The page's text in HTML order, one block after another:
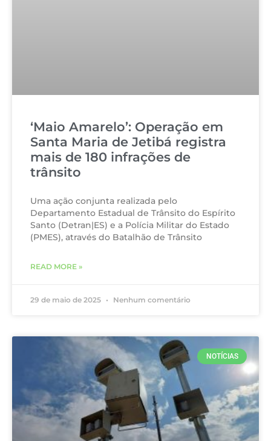
‘Maio Amarelo’: Operação em
Santa Maria de Jetibá registra
mais de 180 infrações de
trânsito
Uma ação conjunta realizada pelo
Departamento Estadual de Trânsito do Espírito
Santo (Detran|ES) e a Polícia Militar do Estado
(PMES), através do Batalhão de Trânsito
READ MORE »
29 de maio de 2025 Nenhum comentário
NOTÍCIAS